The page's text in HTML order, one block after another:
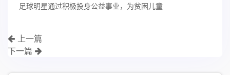
足球明星通过积极投身公益事业，为贫困儿童
上一篇
下一篇